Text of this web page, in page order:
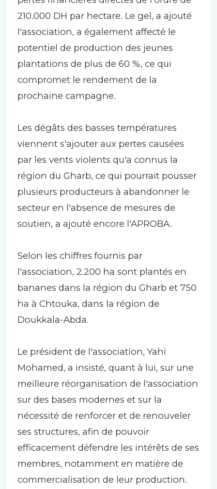
210.000 DH par hectare. Le gel, a ajouté
l'association, a également affecté le
potentiel de production des jeunes
plantations de plus de 60 %, ce qui
compromet le rendement de la
prochaine campagne.
Les dégâts des basses températures
viennent s'ajouter aux pertes causées
par les vents violents qu'a connus la
région du Gharb, ce qui pourrait pousser
plusieurs producteurs à abandonner le
secteur en l'absence de mesures de
soutien, a ajouté encore l'APROBA.
Selon les chiffres fournis par
l'association, 2.200 ha sont plantés en
bananes dans la région du Gharb et 750
ha à Chtouka, dans la région de
Doukkala-Abda.
Le président de l'association, Yahi
Mohamed, a insisté, quant à lui, sur une
meilleure réorganisation de l'association
sur des bases modernes et sur la
nécessité de renforcer et de renouveler
ses structures, afin de pouvoir
efficacement défendre les intérêts de ses
membres, notamment en matière de
commercialisation de leur production.